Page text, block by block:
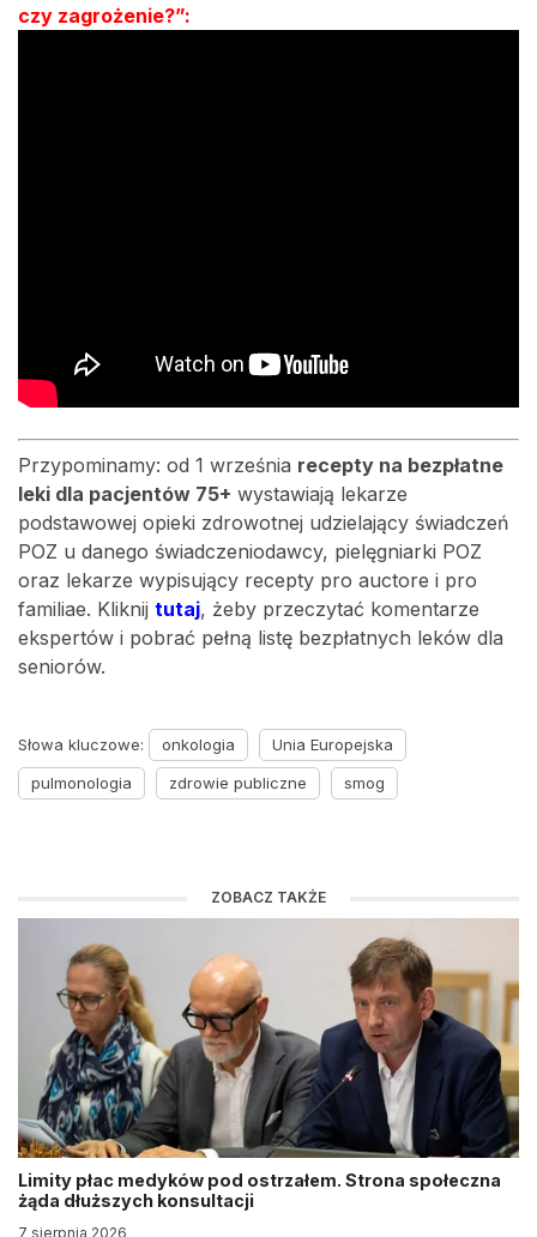
czy zagrożenie?”:
Przypominamy: od 1 września recepty na bezpłatne
leki dla pacjentów 75+ wystawiają lekarze
podstawowej opieki zdrowotnej udzielający świadczeń
POZ u danego świadczeniodawcy, pielęgniarki POZ
oraz lekarze wypisujący recepty pro auctore i pro
familiae. Kliknij tutaj, żeby przeczytać komentarze
ekspertów i pobrać pełną listę bezpłatnych leków dla
seniorów.
Słowa kluczowe: onkologia
Unia Europejska
pulmonologia
zdrowie publiczne smog
ZOBACZ TAKŻE
Limity płac medyków pod ostrzałem. Strona społeczna
żąda dłuższych konsultacji
7 sierpnia 2026